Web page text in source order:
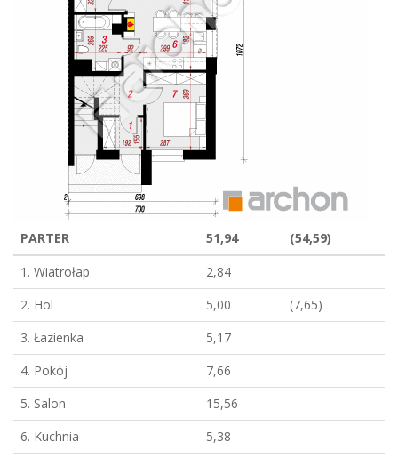
PARTER 51,94
(54,59)
1. Wiatrołap
2,84
2. Hol
5,00
(7,65)
3. Łazienka
5,17
4. Pokój
7,66
5. Salon
15,56
6. Kuchnia
5,38